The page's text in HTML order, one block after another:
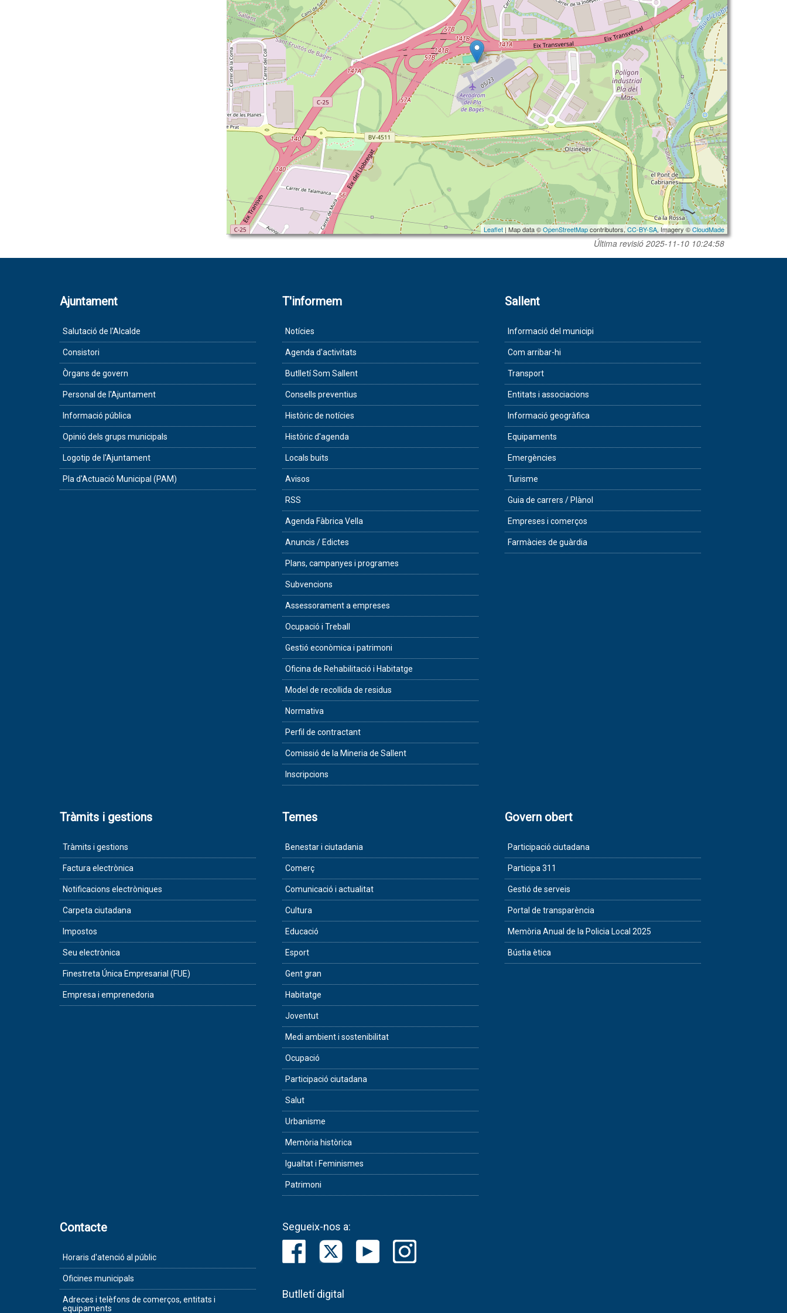
Leaflet | Map data ©OpenStreetMapcontributors,CC-BY-SA, Imagery ©CloudMade
Última revisió 2025-11-10 10:24:58
Ajuntament
Salutació de l'Alcalde
Consistori
Òrgans de govern
Personal de l'Ajuntament
Informació pública
Opinió dels grups municipals
Logotip de l'Ajuntament
Pla d'Actuació Municipal (PAM)
T'informem
Notícies
Agenda d'activitats
Butlletí Som Sallent
Consells preventius
Històric de notícies
Històric d'agenda
Locals buits
Avisos
RSS
Agenda Fàbrica Vella
Anuncis / Edictes
Plans, campanyes i programes
Subvencions
Assessorament a empreses
Ocupació i Treball
Gestió econòmica i patrimoni
Oficina de Rehabilitació i Habitatge
Model de recollida de residus
Normativa
Perfil de contractant
Comissió de la Mineria de Sallent
Inscripcions
Sallent
Informació del municipi
Com arribar-hi
Transport
Entitats i associacions
Informació geogràfica
Equipaments
Emergències
Turisme
Guia de carrers / Plànol
Empreses i comerços
Farmàcies de guàrdia
Tràmits i gestions
Tràmits i gestions
Factura electrònica
Notificacions electròniques
Carpeta ciutadana
Impostos
Seu electrònica
Finestreta Única Empresarial (FUE)
Empresa i emprenedoria
Temes
Benestar i ciutadania
Comerç
Comunicació i actualitat
Cultura
Educació
Esport
Gent gran
Habitatge
Joventut
Medi ambient i sostenibilitat
Ocupació
Participació ciutadana
Salut
Urbanisme
Memòria històrica
Igualtat i Feminismes
Patrimoni
Govern obert
Participació ciutadana
Participa 311
Gestió de serveis
Portal de transparència
Memòria Anual de la Policia Local 2025
Bústia ètica
Contacte
Horaris d'atenció al públic
Oficines municipals
Adreces i telèfons de comerços, entitats i
equipaments
Segueix-nos a:
Butlletí digital